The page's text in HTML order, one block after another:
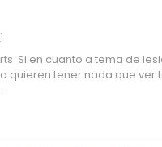
Si en cuanto a tema de
quieren tener nada que ver